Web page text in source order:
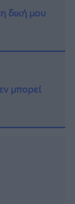
δική μου
μπορεί